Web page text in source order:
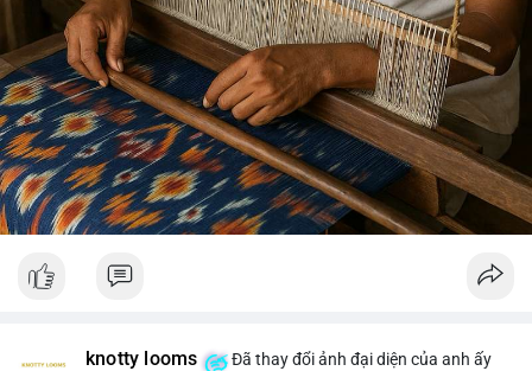
knotty looms Đã thay đổi ảnh đại diện của anh ấy